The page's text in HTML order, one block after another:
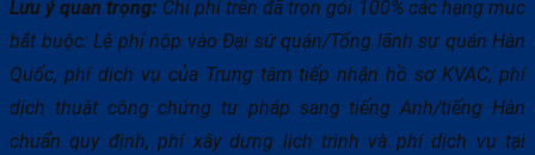
Lưu ý quan trọng: Chi phí trên đã trọn gói 100% các hạng mục
bắt buộc: Lệ phí nộp vào Đại sứ quán/Tổng lãnh sự quán Hàn
Quốc, phí dịch vụ của Trung tâm tiếp nhận hồ sơ KVAC, phí
dịch thuật công chứng tư pháp sang tiếng Anh/tiếng Hàn
chuẩn quy định, phí xây dựng lịch trình và phí dịch vụ tại